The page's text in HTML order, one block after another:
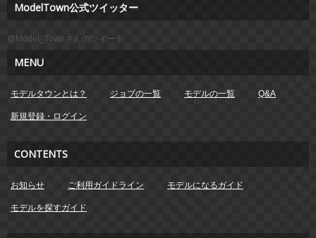
ModelTown公式ツイッター
@Model_Townさんのツイート
MENU
モデルタウンとは？ ジョブの一覧 モデルの一覧 Q&A
新規登録・ログイン
CONTENTS
お知らせ ご利用ガイドライン モデルになるガイド
モデルを探すガイド